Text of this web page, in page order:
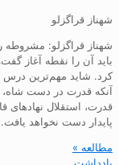
شهناز قراگزلو
شهناز قراگزلو: مشروطه
باید آن را نقطه آغاز
کرد. شاید مهم‌ترین درس
آنکه قدرت در دست شاه،
قدرت، استقلال نهادهای
پایدار دست نخواهد یافت.
مطالعه »
یادداشت